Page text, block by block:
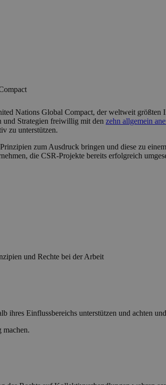
Nations Global Compact, der weltweit
und Strategien freiwillig mit den zehn allgemein
zu unterstützen.
zum Ausdruck bringen und diese zu
die CSR-Projekte bereits erfolgreich
und Rechte bei der Arbeit
ihres Einflussbereichs unterstützen und achten
machen.